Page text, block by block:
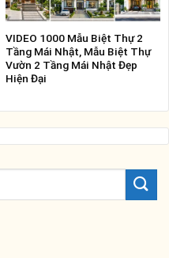
VIDEO 1000 Mẫu Biệt Thự 2
Tầng Mái Nhật, Mẫu Biệt Thự
Vườn 2 Tầng Mái Nhật Đẹp
Hiện Đại